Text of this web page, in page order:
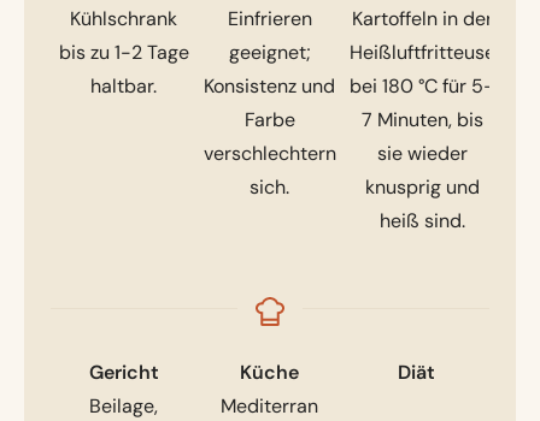
Kühlschrank
bis zu 1-2 Tage
haltbar.
Einfrieren
geeignet;
Konsistenz und
Farbe
verschlechtern
sich.
Kartoffeln in der
Heißluftfritteuse
bei 180 °C für 5-
7 Minuten, bis
sie wieder
knusprig und
heiß sind.
Gericht
Beilage,
Küche
Mediterran
Diät